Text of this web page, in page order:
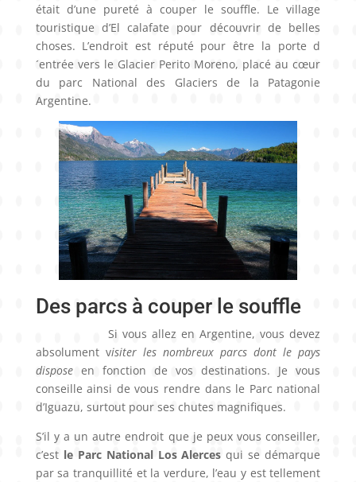
était d’une pureté à couper le souffle. Le village
touristique d’El calafate pour découvrir de belles
choses. L’endroit est réputé pour être la porte d
´entrée vers le Glacier Perito Moreno, placé au cœur
du parc National des Glaciers de la Patagonie
Argentine.
Des parcs à couper le souffle
Si vous allez en Argentine, vous devez
absolument visiter les nombreux parcs dont le pays
dispose en fonction de vos destinations. Je vous
conseille ainsi de vous rendre dans le Parc national
d’Iguazu, surtout pour ses chutes magnifiques.
S’il y a un autre endroit que je peux vous conseiller,
c’est le Parc National Los Alerces qui se démarque
par sa tranquillité et la verdure, l’eau y est tellement